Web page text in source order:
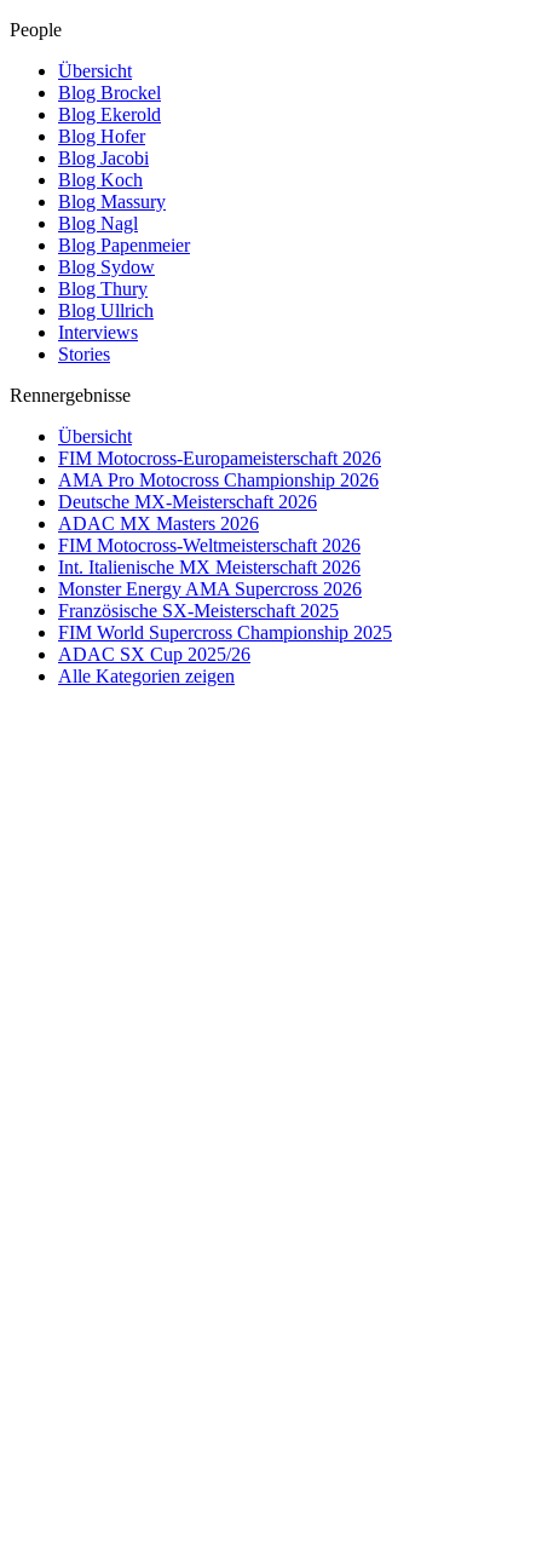
People
Übersicht
Blog Brockel
Blog Ekerold
Blog Hofer
Blog Jacobi
Blog Koch
Blog Massury
Blog Nagl
Blog Papenmeier
Blog Sydow
Blog Thury
Blog Ullrich
Interviews
Stories
Rennergebnisse
Übersicht
FIM Motocross-Europameisterschaft 2026
AMA Pro Motocross Championship 2026
Deutsche MX-Meisterschaft 2026
ADAC MX Masters 2026
FIM Motocross-Weltmeisterschaft 2026
Int. Italienische MX Meisterschaft 2026
Monster Energy AMA Supercross 2026
Französische SX-Meisterschaft 2025
FIM World Supercross Championship 2025
ADAC SX Cup 2025/26
Alle Kategorien zeigen